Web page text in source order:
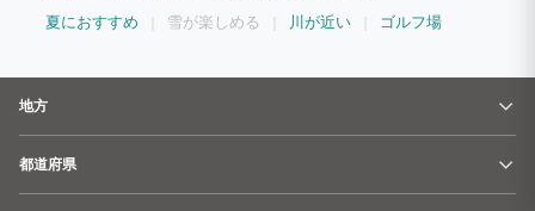
夏におすすめ
雪が楽しめる 川が近い ゴルフ場
地方
都道府県